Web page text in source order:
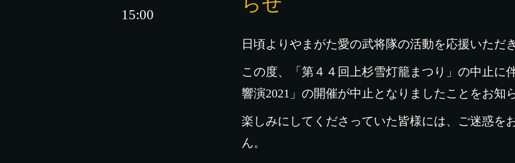
15:00
日頃よりやまがた愛の武将隊の活動を応援いただ
この度、「第４４回上杉雪灯籠まつり」の中止に
響演2021」の開催が中止となりましたことをお知
楽しみにしてくださっていた皆様には、ご迷惑を
ん。